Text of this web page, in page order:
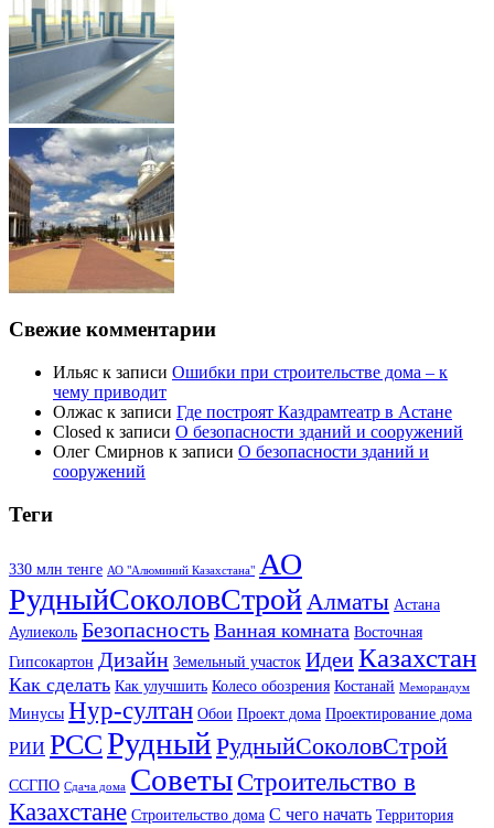
Свежие комментарии
Ильяс к записи Ошибки при строительстве дома – к
чему приводит
Олжас к записи Где построят Каздрамтеатр в Астане
Closed к записи О безопасности зданий и сооружений
Олег Смирнов к записи О безопасности зданий и
сооружений
Теги
330 млн тенге АО "Алюминий Казахстана" АО
РудныйСоколовСтройАлматы Астана
Аулиеколь Безопасность Ванная комната Восточная
Гипсокартон Дизайн Земельный участок ИдеиКазахстан
Как сделать Как улучшить Колесо обозрения Костанай Меморандум
Минусы Нур-султан Обои Проект дома Проектирование дома
РИИ РССРудный РудныйСоколовСтрой
ССГПО Сдача дома Советы Строительство в
Казахстане Строительство дома С чего начать Территория